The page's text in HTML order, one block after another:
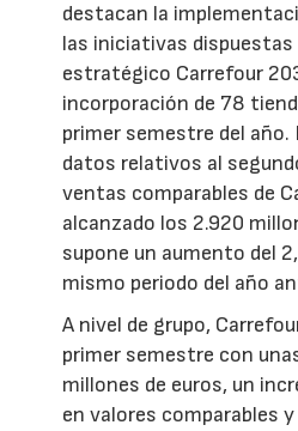
destacan la
las iniciativas dispuestas
estratégico Carrefour
incorporación de 78
primer semestre del año.
datos relativos al
ventas comparables de
alcanzado los 2.920
supone un aumento del
mismo periodo del año
A nivel de grupo,
primer semestre con
millones de euros, un
en valores comparables